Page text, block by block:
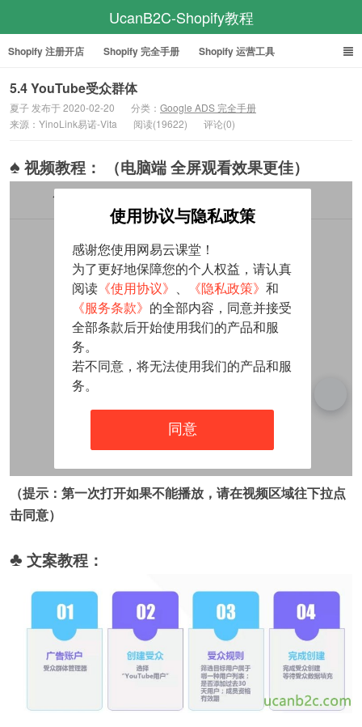
UcanB2C-Shopify教程
Shopify 注册开店 Shopify 完全手册 Shopify 运营工具
Facebook 完全手册 Google ADS 教程
5.4 YouTube受众群体
夏子 发布于 2020-02-20 分类： Google ADS 完全手册
来源：YinoLink易诺-Vita
阅读(19622) 评论(0)
♠ 视频教程： （电脑端 全屏观看效果更佳）
（提示：第一次打开如果不能播放，请在视频区域往下拉点
击同意）
♣ 文案教程：